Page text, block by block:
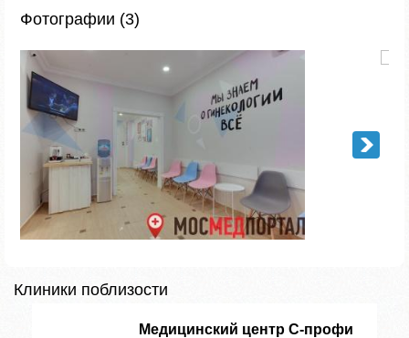
Фотографии (3)
Клиники поблизости
Медицинский центр С-профи